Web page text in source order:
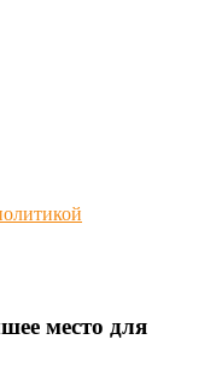
место для